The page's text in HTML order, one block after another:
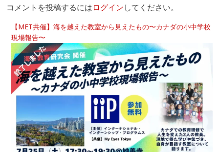
コメントを投稿するにはログインしてください。
【MET共催】海を越えた教室から見えたもの〜カナダの小中学校
現場報告〜